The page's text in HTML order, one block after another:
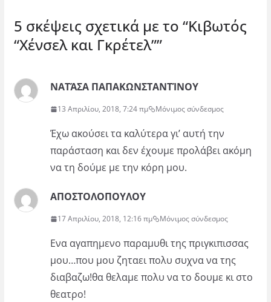
5 σκέψεις σχετικά με το “Κιβωτός
“Χένσελ και Γκρέτελ””
ΝΑΤΆΣΑ ΠΑΠΑΚΩΝΣΤΑΝΤΊΝΟΥ
13 Απριλίου, 2018, 7:24 πμ Μόνιμος σύνδεσμος
Έχω ακούσει τα καλύτερα γι’ αυτή την
παράσταση και δεν έχουμε προλάβει ακόμη
να τη δούμε με την κόρη μου.
ΑΠΟΣΤΟΛΟΠΟΥΛΟΥ
17 Απριλίου, 2018, 12:16 πμ Μόνιμος σύνδεσμος
Ενα αγαπημενο παραμυθι της πριγκιπισσας
μου…που μου ζηταει πολυ συχνα να της
διαβαζω!θα θελαμε πολυ να το δουμε κι στο
θεατρο!